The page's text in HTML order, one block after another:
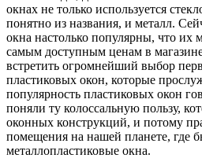
окнах не только используется
понятно из названия, и металл.
окна настолько популярны, что их
самым доступным ценам в
встретить огромнейший выбор
пластиковых окон, которые
популярность пластиковых окон
поняли ту колоссальную пользу,
оконных конструкций, и потому
помещения на нашей планете, где
металлопластиковые окна.